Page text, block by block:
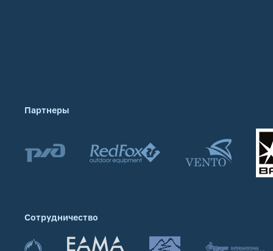
Партнеры
Сотрудничество